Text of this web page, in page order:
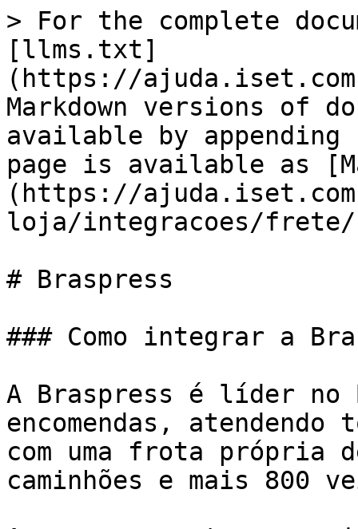
> For the complete
[llms.txt]
(https://
Markdown versions of
available by
page is available as
(https://
loja/integracoes/frete/
# Braspress
### Como integrar a
A Braspress é líder
encomendas,
com uma frota própria
caminhões e mais 800